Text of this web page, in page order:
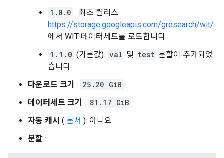
1.0.0 : 최초 릴리스.
https://storage.googleapis.com/gresearch/wit/
에서 WIT 데이터세트를 로드합니다.
1.1.0 (기본값): val 및 test 분할이 추가되었
습니다.
다운로드 크기 : 25.20 GiB
데이터세트 크기 : 81.17 GiB
자동 캐시 ( 문서 ): 아니요
분할 :